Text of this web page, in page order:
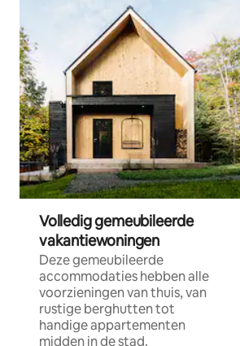
Volledig gemeubileerde
vakantiewoningen
Deze gemeubileerde
accommodaties hebben alle
voorzieningen van thuis, van
rustige berghutten tot
handige appartementen
midden in de stad.